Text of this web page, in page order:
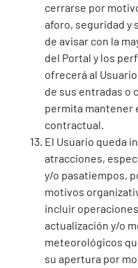
cerrarse por
aforo, seguridad y
de avisar con la
del Portal y los
ofrecerá al
de sus entradas o
permita mantener
contractual.
El Usuario queda
atracciones,
y/o pasatiempos,
motivos
incluir
actualización y/o
meteorológicos
su apertura por